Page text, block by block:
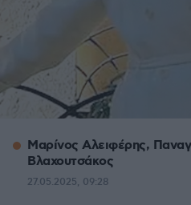
Μαρίνος Αλειφέρης,
Βλαχουτσάκος
27.05.2025, 09:28